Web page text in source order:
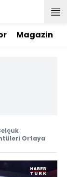
Magazin
Ortaya